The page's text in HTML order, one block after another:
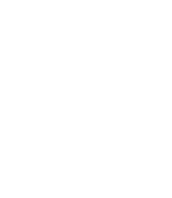
и быстрое продвижение вашей